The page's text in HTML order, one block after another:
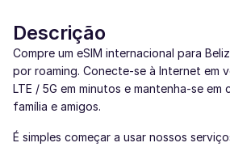
Descrição
Compre um eSIM internacional para
por roaming. Conecte-se à Internet em
LTE / 5G em minutos e mantenha-se em
família e amigos.
É simples começar a usar nossos